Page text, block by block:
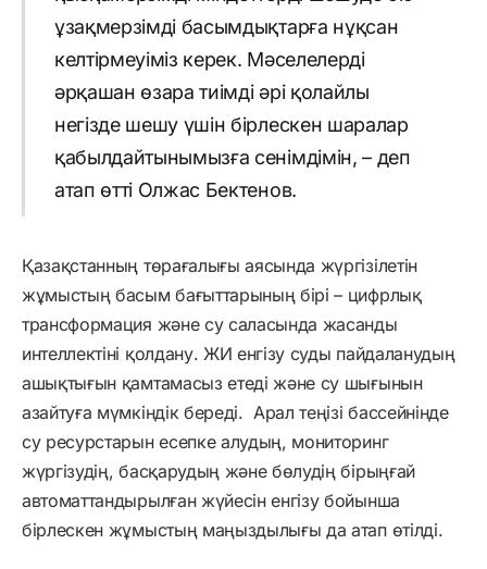
ұзақмерзімді басымдықтарға нұқсан
келтірмеуіміз керек. Мәселелерді
әрқашан өзара тиімді әрі қолайлы
негізде шешу үшін бірлескен шаралар
қабылдайтынымызға сенімдімін, – деп
атап өтті Олжас Бектенов.
Қазақстанның төрағалығы аясында жүргізілетін
жұмыстың басым бағыттарының бірі – цифрлық
трансформация және су саласында жасанды
интеллектіні қолдану. ЖИ енгізу суды пайдаланудың
ашықтығын қамтамасыз етеді және су шығынын
азайтуға мүмкіндік береді. Арал теңізі бассейнінде
су ресурстарын есепке алудың, мониторинг
жүргізудің, басқарудың және бөлудің бірыңғай
автоматтандырылған жүйесін енгізу бойынша
бірлескен жұмыстың маңыздылығы да атап өтілді.